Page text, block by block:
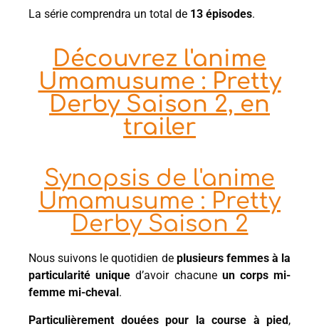
La série comprendra un total de 13 épisodes.
Découvrez l'anime
Umamusume : Pretty
Derby Saison 2, en
trailer
Synopsis de l'anime
Umamusume : Pretty
Derby Saison 2
Nous suivons le quotidien de plusieurs femmes à la
particularité unique d’avoir chacune un corps mi-
femme mi-cheval.
Particulièrement douées pour la course à pied,